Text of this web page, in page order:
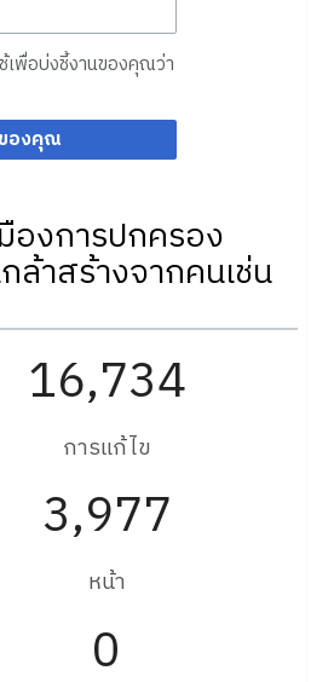
เพื่อบ่งชี้งานของคุณว่า
องคุณ
องการปกครอง
ล้าสร้างจากคนเช่น
16,734
การแก้ไข
3,977
หน้า
0